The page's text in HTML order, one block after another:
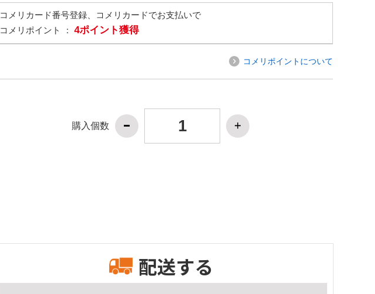
コメリカード番号登録、コメリカードでお支払いで
コメリポイント ： 4ポイント獲得
コメリポイントについて
購入個数
配送する